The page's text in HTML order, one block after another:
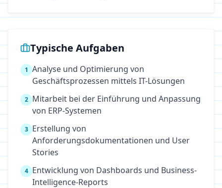
Typische Aufgaben
1 Analyse und Optimierung von
Geschäftsprozessen mittels IT-Lösungen
2 Mitarbeit bei der Einführung und Anpassung
von ERP-Systemen
3 Erstellung von
Anforderungsdokumentationen und User
Stories
4 Entwicklung von Dashboards und Business-
Intelligence-Reports